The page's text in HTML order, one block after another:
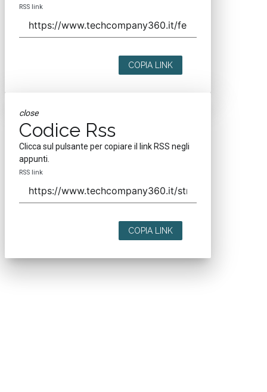
RSS link
COPIA LINK
close
Codice Rss
Clicca sul pulsante per copiare il link RSS negli
appunti.
RSS link
COPIA LINK